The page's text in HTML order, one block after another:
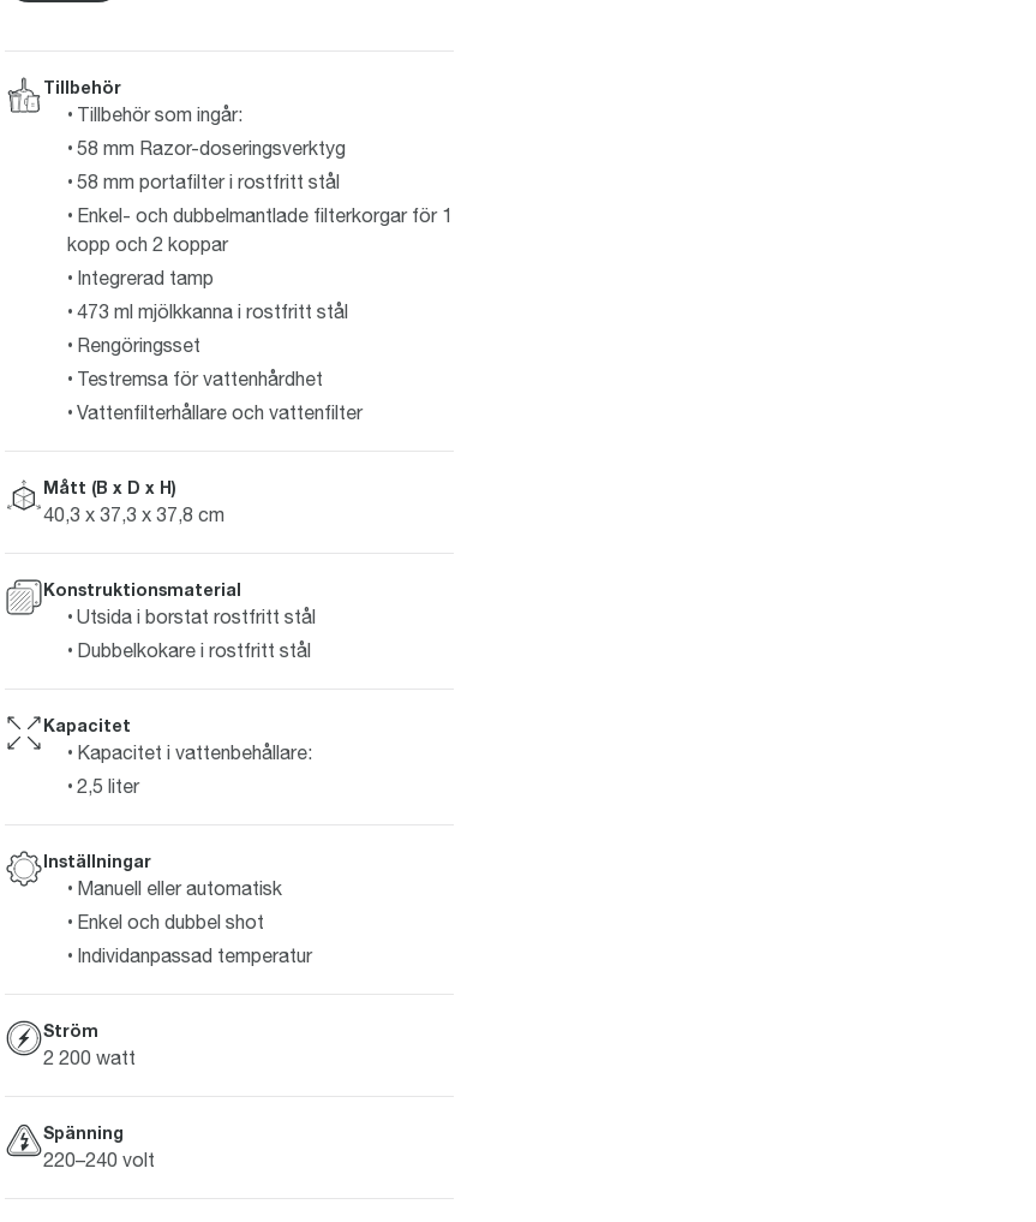
Tillbehör
Tillbehör som ingår:
58 mm Razor-doseringsverktyg
58 mm portafilter i rostfritt stål
Enkel- och dubbelmantlade filterkorgar för 1
kopp och 2 koppar
Integrerad tamp
473 ml mjölkkanna i rostfritt stål
Rengöringsset
Testremsa för vattenhårdhet
Vattenfilterhållare och vattenfilter
Mått (B x D x H)
40,3 x 37,3 x 37,8 cm
Konstruktionsmaterial
Utsida i borstat rostfritt stål
Dubbelkokare i rostfritt stål
Kapacitet
Kapacitet i vattenbehållare:
2,5 liter
Inställningar
Manuell eller automatisk
Enkel och dubbel shot
Individanpassad temperatur
Ström
2 200 watt
Spänning
220–240 volt